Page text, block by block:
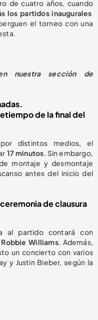
de cuatro años, cuando
los partidos inaugurales
el torneo con una
nuestra sección de
de la final del
distintos medios, el
17 minutos. Sin embargo,
montaje y desmontaje
antes del inicio del
de clausura
al partido contará con
Robbie Williams. Además,
un concierto con varios
y Justin Bieber, según la